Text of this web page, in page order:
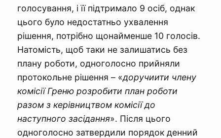
голосування, і її підтримало 9 осіб, однак
цього було недостатньо ухвалення
рішення, потрібно щонайменше 10 голосів.
Натомість, щоб таки не залишатись без
плану роботи, одноголосно прийняли
протокольне рішення – «доручиити члену
комісії Греню розробити план роботи
разом з керівництвом комісії до
наступного засідання». Після цього
одноголосно затвердили порядок денний